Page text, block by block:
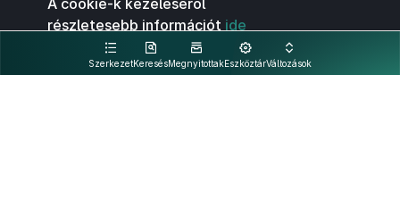
SzerkezetKeresésMegnyitottakEszköztárVáltozások
A cookie-k kezeléséről
részletesebb információt ide
kattintva olvashat.